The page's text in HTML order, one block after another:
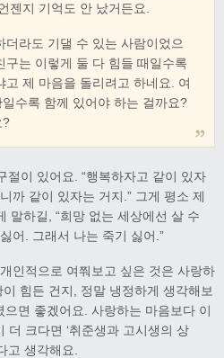
젠지 기억도 안 났거든요.
더라도 기댈 수 있는 사람이었으
구는 이렇게 둘 다 힘들 때일수록
고 제 마음을 돌리려고 하네요. 여
수록 함께 있어야 하는 걸까요?
?
절이 있어요. “행복하자고 같이 있자
까 같이 있자는 거지.” 그게 평소 제
말하길, “희망 없는 세상에선 살 수
어. 그래서 나는 죽기 싫어.”
인적으로 여쭤보고 싶은 것은 사랑하
힘든 건지, 정말 냉정하게 생각해보
면 좋겠어요. 사랑하는 마음보다 이
더 크다면 ‘취준생과 고시생의 상
고 생각해요.